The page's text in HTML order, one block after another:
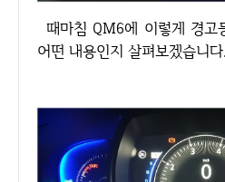
때마침 QM6에 이렇게 경고등이 표시가 되었습니다.
어떤 내용인지 살펴보겠습니다.